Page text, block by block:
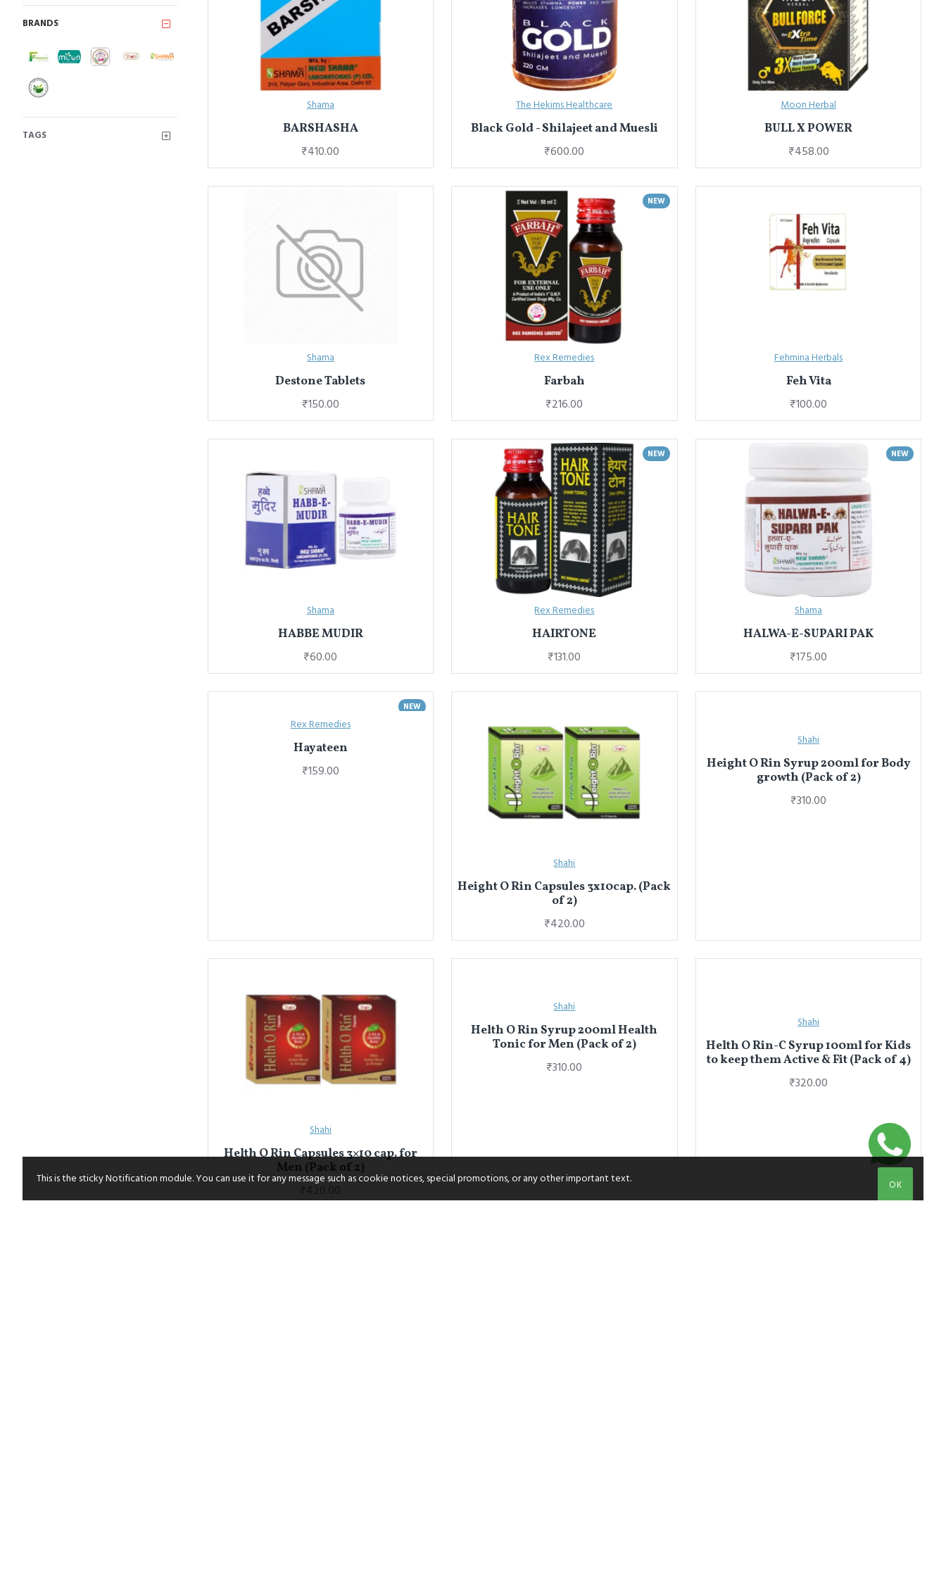
BRANDS
TAGS
Shama
BARSHASHA
₹410.00
The Hekims Healthcare
Black Gold - Shilajeet and Muesli
₹600.00
Moon Herbal
BULL X POWER
₹458.00
Shama
Destone Tablets
₹150.00
NEW
Rex Remedies
Farbah
₹216.00
Fehmina Herbals
Feh Vita
₹100.00
Shama
HABBE MUDIR
₹60.00
NEW
Rex Remedies
HAIRTONE
₹131.00
NEW
Shama
HALWA-E-SUPARI PAK
₹175.00
NEW
Rex Remedies
Hayateen
₹159.00
Shahi
Height O Rin Capsules 3x10cap. (Pack
of 2)
₹420.00
Shahi
Height O Rin Syrup 200ml for Body
growth (Pack of 2)
₹310.00
Shahi
Helth O Rin Capsules 3×10 cap. for
Men (Pack of 2)
Shahi
Helth O Rin Syrup 200ml Health
Tonic for Men (Pack of 2)
₹310.00
Shahi
Helth O Rin-C Syrup 100ml for Kids
to keep them Active & Fit (Pack of 4)
₹320.00
OK
This is the sticky Notification module. You can use it for any message such as cookie notices, special promotions, or any other important text.